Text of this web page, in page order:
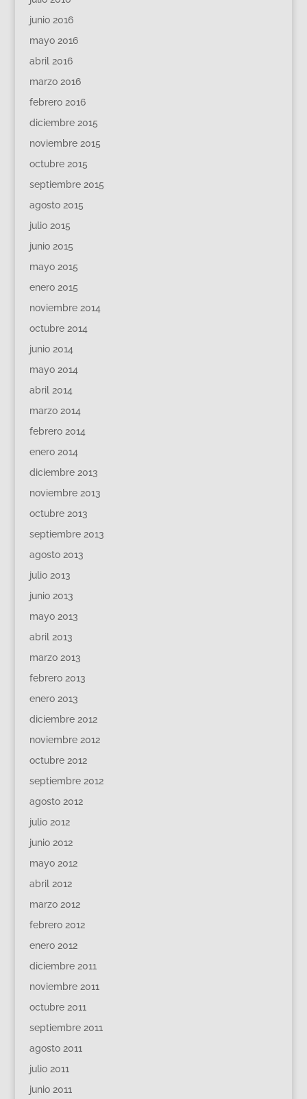
junio 2016
mayo 2016
abril 2016
marzo 2016
febrero 2016
diciembre 2015
noviembre 2015
octubre 2015
septiembre 2015
agosto 2015
julio 2015
junio 2015
mayo 2015
enero 2015
noviembre 2014
octubre 2014
junio 2014
mayo 2014
abril 2014
marzo 2014
febrero 2014
enero 2014
diciembre 2013
noviembre 2013
octubre 2013
septiembre 2013
agosto 2013
julio 2013
junio 2013
mayo 2013
abril 2013
marzo 2013
febrero 2013
enero 2013
diciembre 2012
noviembre 2012
octubre 2012
septiembre 2012
agosto 2012
julio 2012
junio 2012
mayo 2012
abril 2012
marzo 2012
febrero 2012
enero 2012
diciembre 2011
noviembre 2011
octubre 2011
septiembre 2011
agosto 2011
julio 2011
junio 2011